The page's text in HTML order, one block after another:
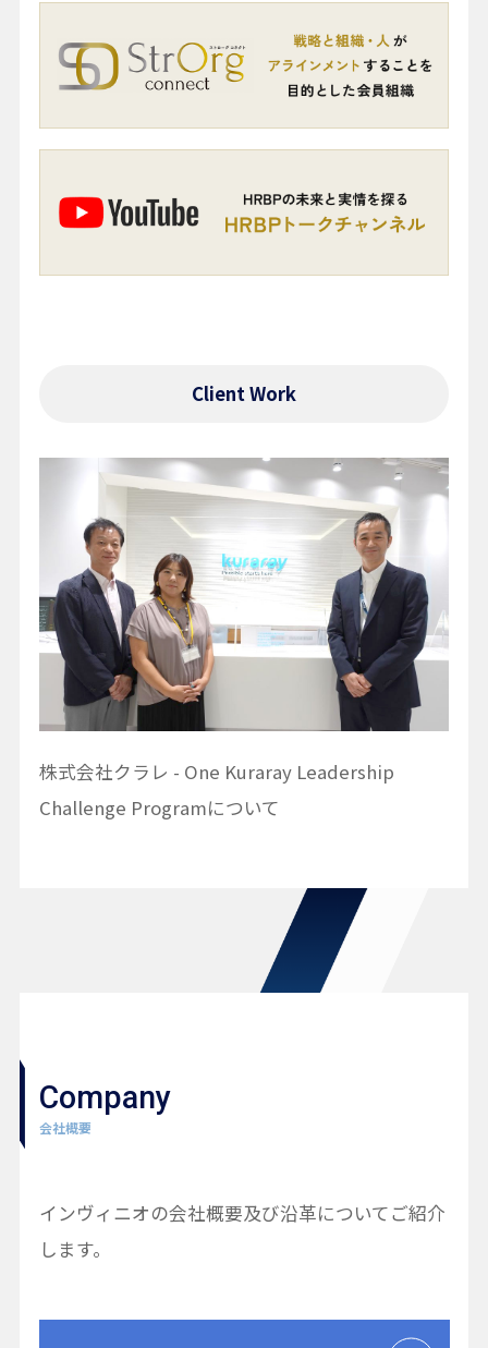
Client Work
株式会社クラレ - One Kuraray Leadership
Challenge Programについて
Company
会社概要
インヴィニオの会社概要及び沿革についてご紹介
します。